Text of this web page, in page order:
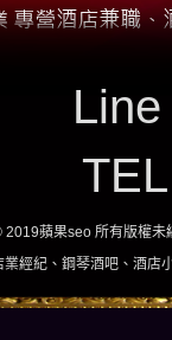
蘋果seo 所有版權未
店小姐、酒店兼